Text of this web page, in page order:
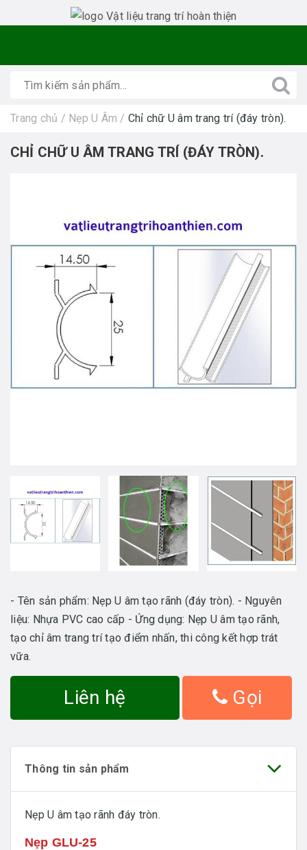
Trang chủ / Nẹp U Âm / Chỉ chữ U âm trang trí (đáy tròn).
CHỈ CHỮ U ÂM TRANG TRÍ (ĐÁY TRÒN).
- Tên sản phẩm: Nẹp U âm tạo rãnh (đáy tròn). - Nguyên
liệu: Nhựa PVC cao cấp - Ứng dụng: Nẹp U âm tạo rãnh,
tạo chỉ âm trang trí tạo điểm nhấn, thi công kết hợp trát
vữa.
Liên hệ Gọi
Thông tin sản phẩm
Nẹp U âm tạo rãnh đáy tròn.
Nẹp GLU-25